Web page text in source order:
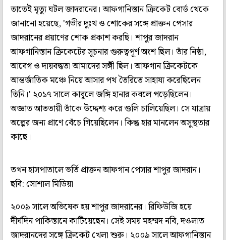
তাতেই মৃত্যু ঘটল জাদরানের। আফগানিস্তান ক্রিকেট বোর্ড থেকে
জানানো হয়েছে, 'গভীর দুঃখ ও শোকের সঙ্গে প্রাক্তন পেসার
জাদরানের প্রয়াণের শোক প্রকাশ করছি। শাপুর জাদরান
আফগানিস্তান ক্রিকেটের সূচনার গুরুত্বপূর্ণ অংশ ছিল। তাঁর নিষ্ঠা,
আবেগ ও দায়বদ্ধতা আমাদের সঙ্গী ছিল। আফগান ক্রিকেটকে
আন্তর্জাতিক মঞ্চে নিয়ে আসার পথ তৈরিতে সাহায্য করেছিলেন
তিনি।' ২০১৭ সালে কাবুলে জঙ্গি হানার কবলে পড়েছিলেন।
অজ্ঞাত আততায়ী তাঁকে উদ্দেশ্য করে গুলি চালিয়েছিল। সে যাত্রায়
অল্পের জন্য প্রাণে বেঁচে গিয়েছিলেন। কিন্তু হার মানলেন অসুস্থতার
কাছে।
তখন হাসপাতালে ভর্তি প্রাক্তন আফগান পেসার শাপুর জাদরান।
ছবি: সোশাল মিডিয়া
২০০৯ সালে অভিষেক হয় শাপুর জাদরানের। রিফিউজি হয়ে
দীর্ঘদিন পাকিস্তানে কাটিয়েছেন। সেই সময় মহম্মদ নবি, দওলাত
জাদরানদের সঙ্গে ক্রিকেট খেলা শুরু। ২০০৯ সালে আফগানিস্তান